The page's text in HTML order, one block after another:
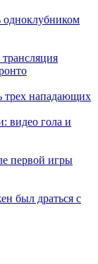
трех нападающих
видео гола и
первой игры
был драться с